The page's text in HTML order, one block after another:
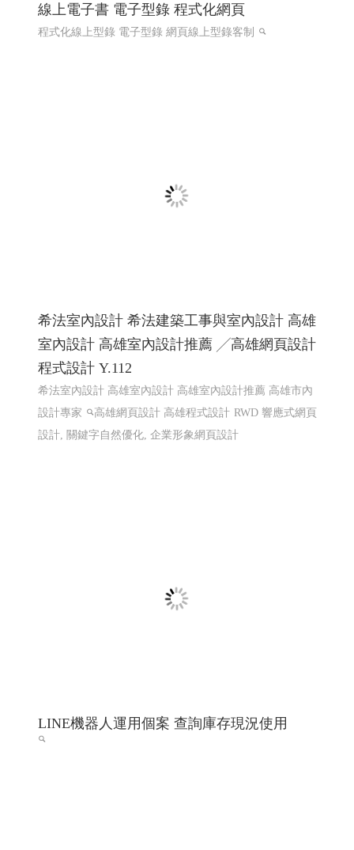
線上電子書 電子型錄 程式化網頁
程式化線上型錄 電子型錄 網頁線上型錄客制
希法室內設計 希法建築工事與室內設計 高雄
室內設計 高雄室內設計推薦 ╱高雄網頁設計
程式設計 Y.112
希法室內設計 高雄室內設計 高雄室內設計推薦 高雄市內
設計專家
高雄網頁設計 高雄程式設計 RWD 響應式網頁
設計, 關鍵字自然優化, 企業形象網頁設計
LINE機器人運用個案 查詢庫存現況使用